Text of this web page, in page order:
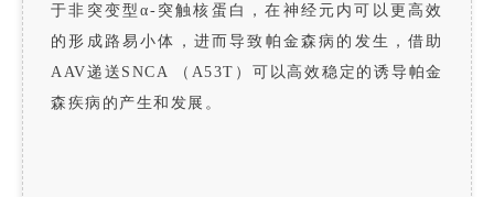
于非突变型α-突触核蛋白，在神经元内可以更高效
的形成路易小体，进而导致帕金森病的发生，借助
AAV递送SNCA （A53T）可以高效稳定的诱导帕金
森疾病的产生和发展。